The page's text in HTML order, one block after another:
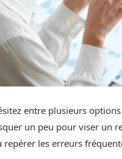
entre plusieurs
un peu pour viser un
les erreurs